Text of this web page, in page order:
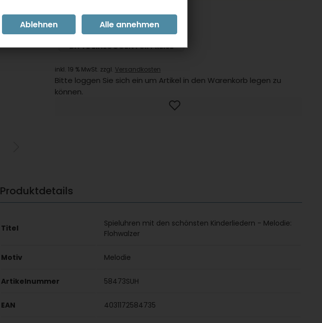
BITTE EINLOGGEN FÜR PREISE
inkl. 19 % MwSt. zzgl. Versandkosten
Bitte loggen Sie sich ein um Artikel in den Warenkorb legen zu
können.
Produktdetails
Titel
Spieluhren mit den schönsten Kinderliedern - Melodie:
Flohwalzer
Motiv Melodie
Artikelnummer 58473SUH
EAN 4031172584735